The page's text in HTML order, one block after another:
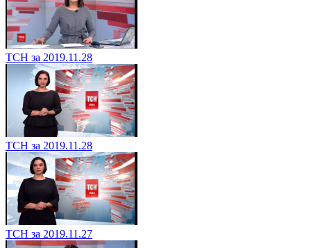
ТСН за 2019.11.28
ТСН за 2019.11.28
ТСН за 2019.11.27